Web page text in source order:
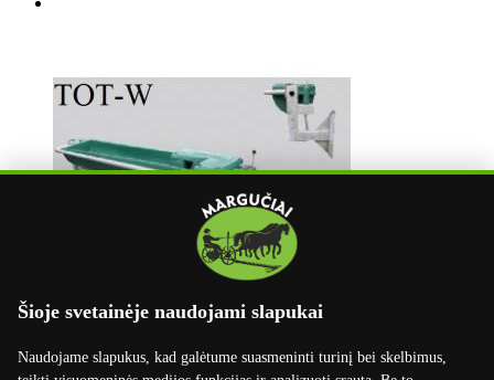
Šioje svetainėje naudojami slapukai
Naudojame slapukus, kad galėtume suasmeninti turinį bei skelbimus,